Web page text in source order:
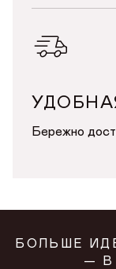
Бережно
БОЛЬШЕ
— В